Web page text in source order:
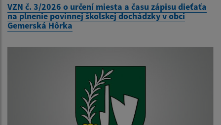
VZN č. 3/2026 o určení miesta a času zápisu dieťaťa
na plnenie povinnej školskej dochádzky v obci
Gemerská Hôrka